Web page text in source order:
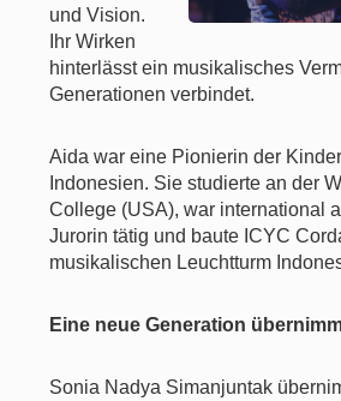
und Vision.
Ihr Wirken
hinterlässt ein musikalisches
Generationen verbindet.
Aida war eine Pionierin der
Indonesien. Sie studierte an der
College (USA), war international
Jurorin tätig und baute ICYC
musikalischen Leuchtturm
Eine neue Generation
Sonia Nadya Simanjuntak